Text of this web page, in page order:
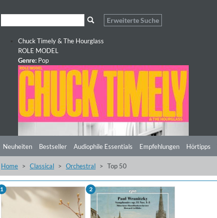
Erweiterte Suche
Chuck Timely & The Hourglass
ROLE MODEL
Genre: Pop
Neuheiten Bestseller Audiophile Essentials Empfehlungen Hörtipps
Home Classical Orchestral Top 50
1 2